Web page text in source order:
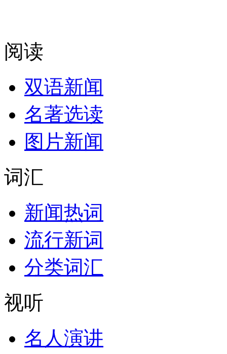
阅读
双语新闻
名著选读
图片新闻
词汇
新闻热词
流行新词
分类词汇
视听
名人演讲